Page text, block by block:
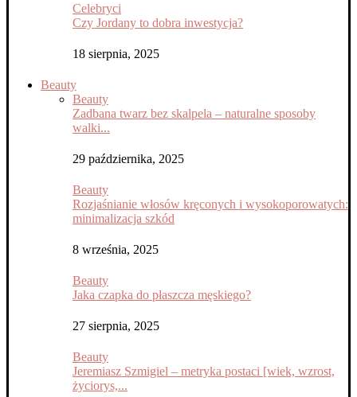
Celebryci
Czy Jordany to dobra inwestycja?
18 sierpnia, 2025
Beauty
Beauty
Zadbana twarz bez skalpela – naturalne sposoby
walki...
29 października, 2025
Beauty
Rozjaśnianie włosów kręconych i wysokoporowatych:
minimalizacja szkód
8 września, 2025
Beauty
Jaka czapka do płaszcza męskiego?
27 sierpnia, 2025
Beauty
Jeremiasz Szmigiel – metryka postaci [wiek, wzrost,
życiorys,...